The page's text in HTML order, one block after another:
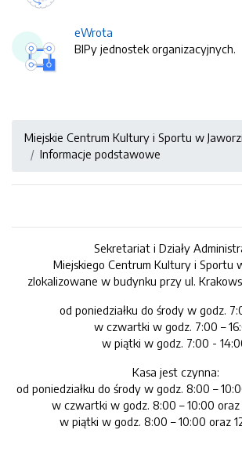
eWrota
BIPy jednostek organizacyjnych.
Miejskie Centrum Kultury i Sportu w
Informacje podstawowe
Sekretariat i Działy
Miejskiego Centrum Kultury i Sportu
zlokalizowane w budynku przy ul.
od poniedziałku do środy w godz.
w czwartki w godz. 7:00 –
w piątki w godz. 7:00 -
Kasa jest czynna:
od poniedziałku do środy w godz. 8:00 –
w czwartki w godz. 8:00 – 10:00 oraz
w piątki w godz. 8:00 – 10:00 oraz